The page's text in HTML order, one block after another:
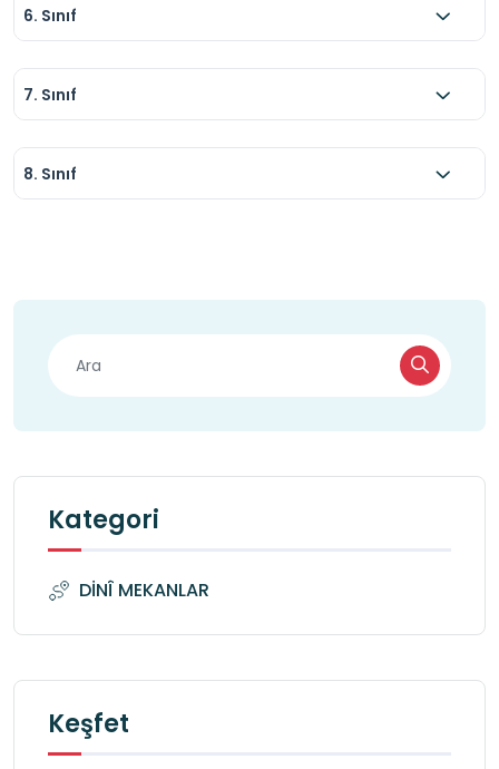
6. Sınıf
7. Sınıf
8. Sınıf
Kategori
DİNÎ MEKANLAR
Keşfet